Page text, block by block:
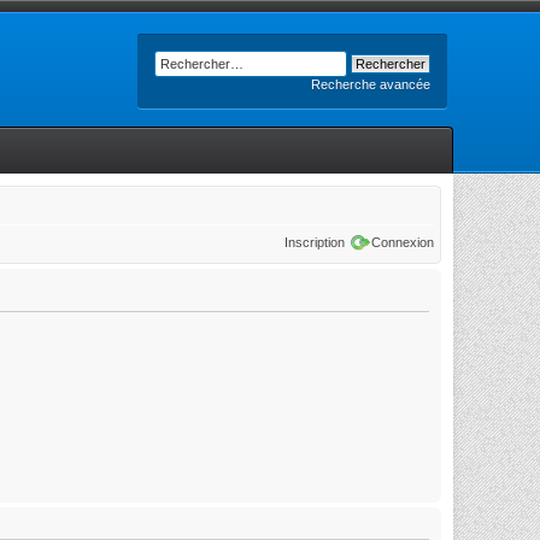
Recherche avancée
Inscription Connexion